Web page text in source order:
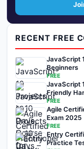
RECENT FREE
JavaScript
Beginners
FREE
JavaScript
Friendly
FREE
Agile Certified
Exam 2025
FREE
Entry
Practice